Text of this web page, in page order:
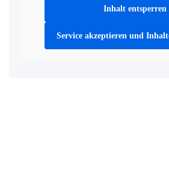
Inhalt entsperren
Service akzeptieren und